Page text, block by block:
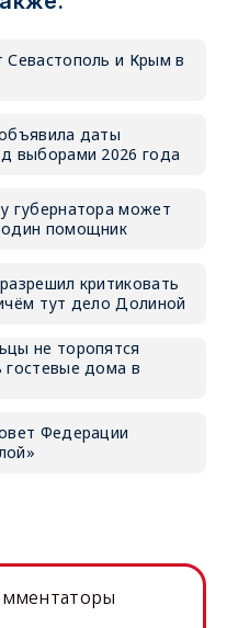
Севастополь и Крым в
даты
выборами 2026 года
губернатора может
помощник
критиковать
тут дело Долиной
не торопятся
гостевые дома в
Федерации